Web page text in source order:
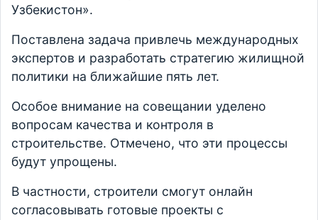
Узбекистон».
Поставлена задача привлечь международных
экспертов и разработать стратегию жилищной
политики на ближайшие пять лет.
Особое внимание на совещании уделено
вопросам качества и контроля в
строительстве. Отмечено, что эти процессы
будут упрощены.
В частности, строители смогут онлайн
согласовывать готовые проекты с